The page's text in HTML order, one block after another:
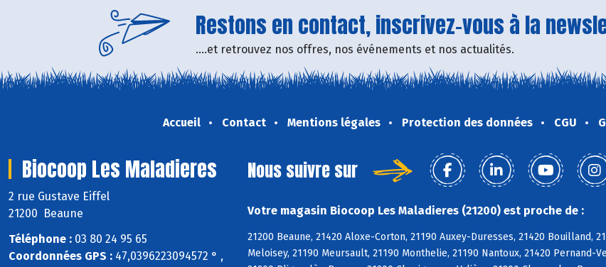
Restons en contact, inscrivez-vous à la
....et retrouvez nos offres, nos événements et nos actualités.
Accueil Contact Mentions légales Protection des données CGU
Biocoop Les Maladieres
2 rue Gustave Eiffel
21200 Beaune
Téléphone : 03 80 24 95 65
Coordonnées GPS : 47,0396223094572 ° ,
Nous suivre sur
Votre magasin Biocoop Les Maladieres (21200) est proche de :
21200 Beaune, 21420 Aloxe-Corton, 21190 Auxey-Duresses, 21420 Bouilland,
Meloisey, 21190 Meursault, 21190 Monthelie, 21190 Nantoux, 21420 Pernand-